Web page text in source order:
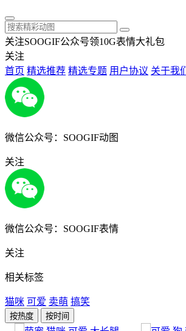
关注SOOGIF公众号领10G表情大礼包
关注
首页 精选推荐 精选专题 用户协议 关于我们
微信公众号：SOOGIF动图
关注
微信公众号：SOOGIF表情
关注
相关标签
猫咪 可爱 卖萌 搞笑
按热度 按时间